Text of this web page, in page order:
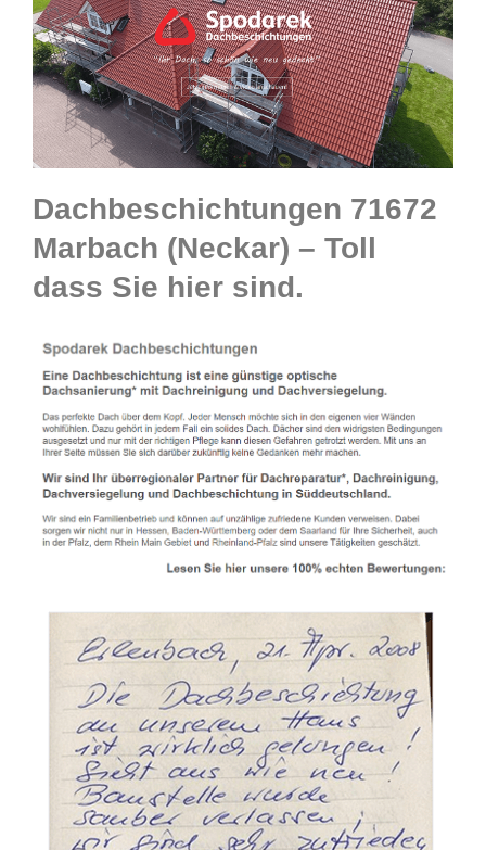
Dachbeschichtungen 71672
Marbach (Neckar) – Toll
dass Sie hier sind.